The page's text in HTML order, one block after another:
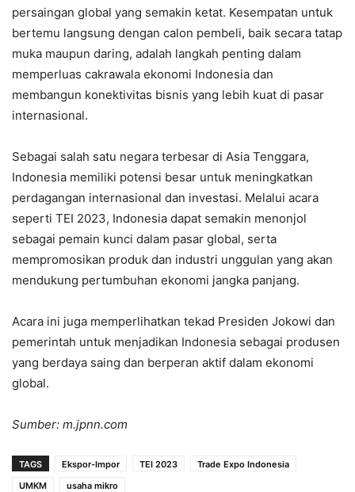
persaingan global yang semakin ketat. Kesempatan untuk
bertemu langsung dengan calon pembeli, baik secara tatap
muka maupun daring, adalah langkah penting dalam
memperluas cakrawala ekonomi Indonesia dan
membangun konektivitas bisnis yang lebih kuat di pasar
internasional.
Sebagai salah satu negara terbesar di Asia Tenggara,
Indonesia memiliki potensi besar untuk meningkatkan
perdagangan internasional dan investasi. Melalui acara
seperti TEI 2023, Indonesia dapat semakin menonjol
sebagai pemain kunci dalam pasar global, serta
mempromosikan produk dan industri unggulan yang akan
mendukung pertumbuhan ekonomi jangka panjang.
Acara ini juga memperlihatkan tekad Presiden Jokowi dan
pemerintah untuk menjadikan Indonesia sebagai produsen
yang berdaya saing dan berperan aktif dalam ekonomi
global.
Sumber: m.jpnn.com
TAGS Ekspor-Impor TEI 2023
Trade Expo Indonesia
UMKM
usaha mikro